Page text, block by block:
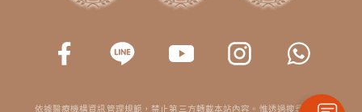
依據醫療機構資訊管理規範，禁止第三方轉載本站內容。惟透過搜尋